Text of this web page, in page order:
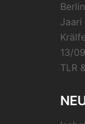
Jaari
13/
TLR